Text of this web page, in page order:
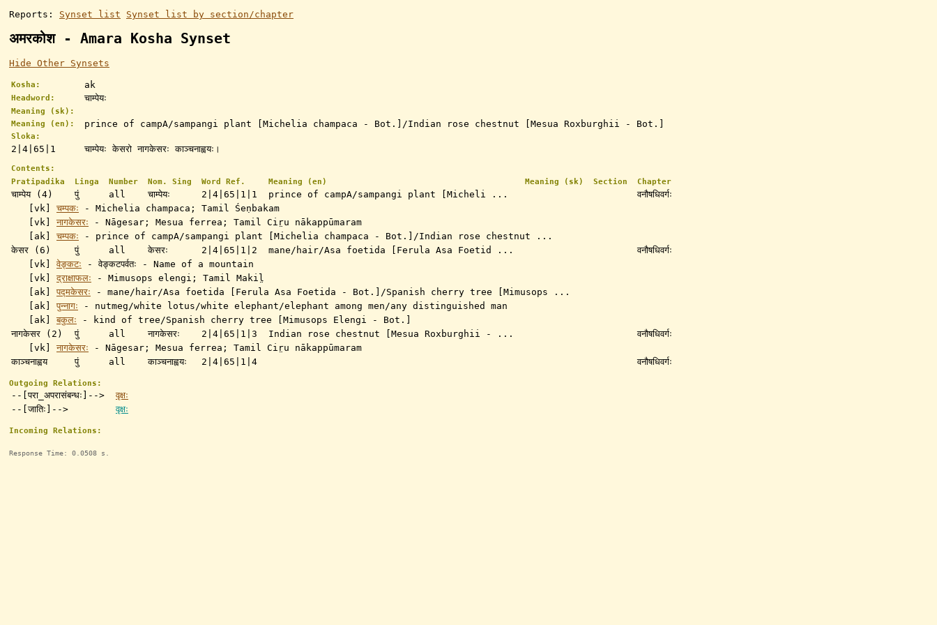
Reports: Synset list Synset list by section/chapter
अमरकोश - Amara Kosha Synset
Hide Other Synsets
Kosha: ak
Headword: चाम्पेयः
Meaning (sk):
Meaning (en):
prince of campA/sampangi plant [Michelia champaca - Bot.]/Indian rose chestnut [Mesua Roxburghii - Bot.]
Sloka:
2|4|65|1 चाम्पेयः केसरो नागकेसरः काञ्चनाह्वयः।
Contents:
Pratipadika
Linga Number Nom. Sing Word Ref. Meaning (en) Meaning (sk) Section Chapter
चाम्पेय (4) पुं all चाम्पेयः 2|4|65|1|1 prince of campA/sampangi plant [Micheli ...
वनौषधिवर्गः
[vk]चम्पकः - Michelia champaca; Tamil Śeṇbakam
[vk]नागकेसरः - Nāgesar; Mesua ferrea; Tamil Cir̤u nākappūmaram
[ak]चम्पकः - prince of campA/sampangi plant [Michelia champaca - Bot.]/Indian rose chestnut ...
केसर (6)
पुं all केसरः 2|4|65|1|2 mane/hair/Asa foetida [Ferula Asa Foetid ...
वनौषधिवर्गः
[vk]वेङ्कटः - वेङ्कटपर्वतः - Name of a mountain
[vk]द्राक्षाफलः - Mimusops elengi; Tamil Makil̤
[ak]पद्मकेसरः - mane/hair/Asa foetida [Ferula Asa Foetida - Bot.]/Spanish cherry tree [Mimusops ...
[ak]पुन्नागः - nutmeg/white lotus/white elephant/elephant among men/any distinguished man
[ak]बकुलः - kind of tree/Spanish cherry tree [Mimusops Elengi - Bot.]
नागकेसर (2)
पुं all नागकेसरः 2|4|65|1|3 Indian rose chestnut [Mesua Roxburghii - ...
वनौषधिवर्गः
[vk]नागकेसरः - Nāgesar; Mesua ferrea; Tamil Cir̤u nākappūmaram
काञ्चनाह्वय
पुं all काञ्चनाह्वयः 2|4|65|1|4 वनौषधिवर्गः
Outgoing Relations:
--[परा_अपरासंबन्धः]-->
वृक्षः
--[जातिः]-->
वृक्षः
Incoming Relations:
Response Time: 0.0508 s.